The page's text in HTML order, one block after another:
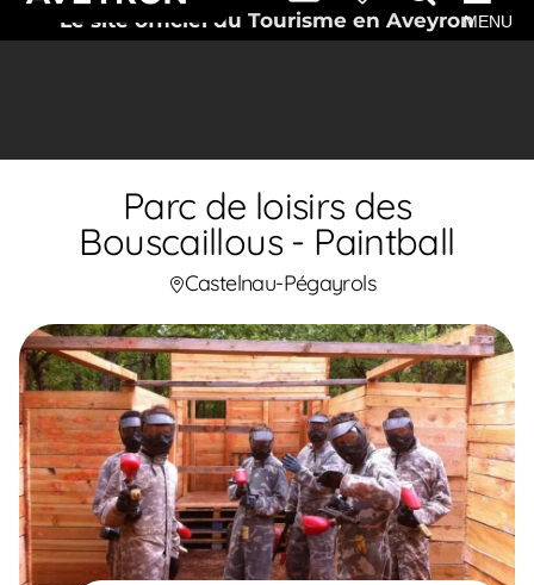
Le site officiel du Tourisme en AveyronMENU
Parc de loisirs des
Bouscaillous - Paintball
Castelnau-Pégayrols